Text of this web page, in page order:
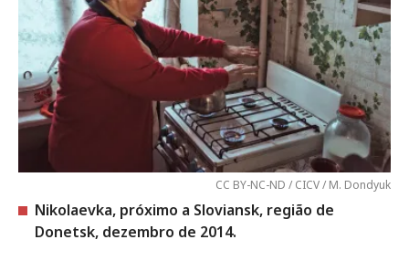
CC BY-NC-ND / CICV / M. Dondyuk
Nikolaevka, próximo a Sloviansk, região de
Donetsk, dezembro de 2014.